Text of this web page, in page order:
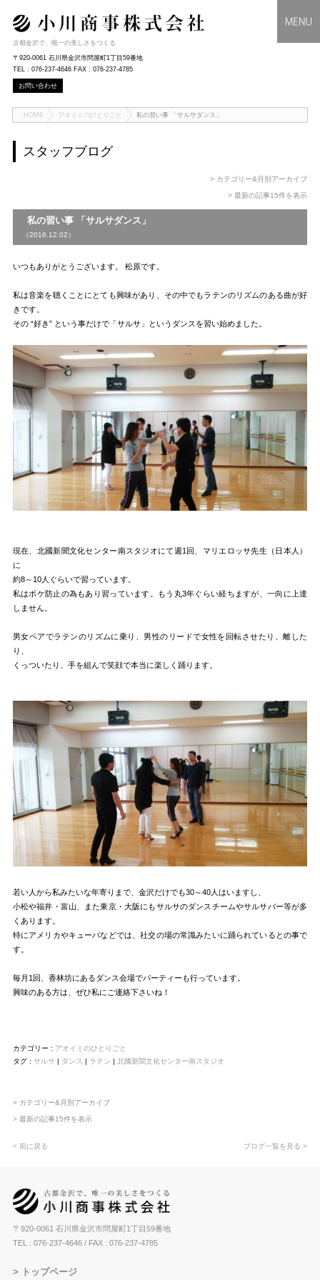
古都金沢で、唯一の美しさをつくる
〒920-0061 石川県金沢市問屋町1丁目59番地
TEL : 076-237-4646 FAX : 076-237-4785
お問い合わせ
HOME アオイミのひとりごと 私の習い事 「サルサダンス」
スタッフブログ
> カテゴリー&月別アーカイブ
> 最新の記事15件を表示
私の習い事 「サルサダンス」
（2016.12.02）
いつもありがとうございます。 松原です。
私は音楽を聴くことにとても興味があり、その中でもラテンのリズムのある曲が好
きです。
その “好き” という事だけで「サルサ」というダンスを習い始めました。
現在、北國新聞文化センター南スタジオにて週1回、マリエロッサ先生（日本人）
に
約8～10人ぐらいで習っています。
私はボケ防止の為もあり習っています。もう丸3年ぐらい経ちますが、一向に上達
しません。
男女ペアでラテンのリズムに乗り、男性のリードで女性を回転させたり、離した
り、
くっついたり、手を組んで笑顔で本当に楽しく踊ります。
若い人から私みたいな年寄りまで、金沢だけでも30～40人はいますし、
小松や福井・富山、また東京・大阪にもサルサのダンスチームやサルサバー等が多
くあります。
特にアメリカやキューバなどでは、社交の場の常識みたいに踊られているとの事で
す。
毎月1回、香林坊にあるダンス会場でパーティーも行っています。
興味のある方は、ぜひ私にご連絡下さいね！
カテゴリー : アオイミのひとりごと
タグ : サルサ| ダンス ラテン 北國新聞文化センター南スタジオ
> カテゴリー&月別アーカイブ
> 最新の記事15件を表示
< 前に戻る ブログ一覧を見る >
〒920-0061 石川県金沢市問屋町1丁目59番地
TEL : 076-237-4646/ FAX : 076-237-4785
トップページ